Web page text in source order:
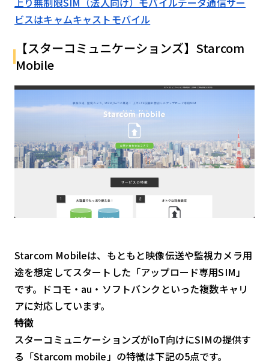
ビスはキャムキャストモバイル
【スターコミュニケーションズ】Starcom
Mobile
Starcom Mobileは、もともと映像伝送や監視カメラ用
途を想定してスタートした「アップロード専用SIM」
です。ドコモ・au・ソフトバンクといった複数キャリ
アに対応しています。
特徴
スターコミュニケーションズがIoT向けにSIMの提供す
る「Starcom mobile」の特徴は下記の5点です。